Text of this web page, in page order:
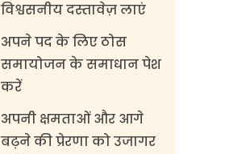
विश्वसनीय दस्तावेज़ लाएं
अपने पद के लिए ठोस
समायोजन के समाधान पेश
करें
अपनी क्षमताओं और आगे
बढ़ने की प्रेरणा को उजागर